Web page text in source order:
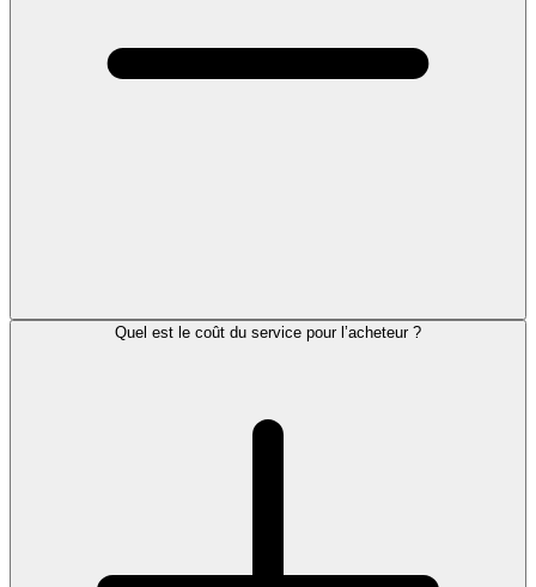
Quel est le coût du service pour l’acheteur ?